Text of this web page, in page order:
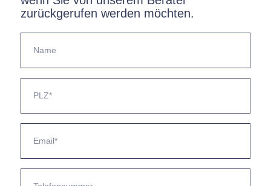
zurückgerufen werden möchten.